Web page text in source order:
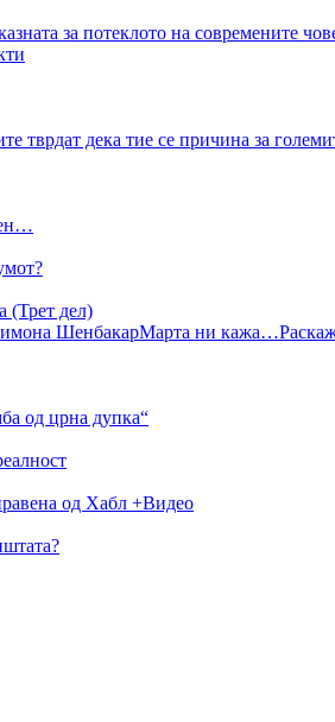
за потеклото на современите
тврдат дека тие се причина за
(Трет дел)
ШенбакарМарта ни кажа…
од црна дупка“
од Хабл +Видео